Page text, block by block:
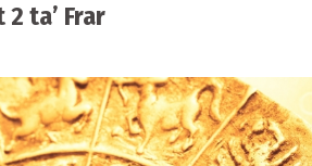
ta’ Frar